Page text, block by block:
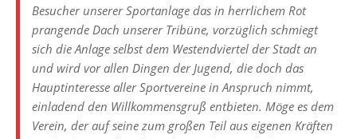
Besucher unserer Sportanlage das in herrlichem Rot
prangende Dach unserer Tribüne, vorzüglich schmiegt
sich die Anlage selbst dem Westendviertel der Stadt an
und wird vor allen Dingen der Jugend, die doch das
Hauptinteresse aller Sportvereine in Anspruch nimmt,
einladend den Willkommensgruß entbieten. Möge es dem
Verein, der auf seine zum großen Teil aus eigenen Kräften